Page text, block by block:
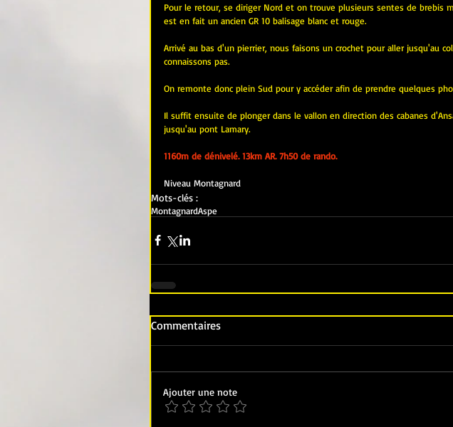
Pour le retour, se diriger Nord et on trouve plusieurs sentes de brebis
est en fait un ancien GR 10 balisage blanc et rouge.
Arrivé au bas d'un pierrier, nous faisons un crochet pour aller jusqu'au
connaissons pas.
On remonte donc plein Sud pour y accéder afin de prendre quelques
Il suffit ensuite de plonger dans le vallon en direction des cabanes
jusqu'au pont Lamary.
1160m de dénivelé. 13km AR. 7h50 de rando.
Niveau Montagnard
Mots-clés :
MontagnardAspe
Commentaires
Ajouter une note